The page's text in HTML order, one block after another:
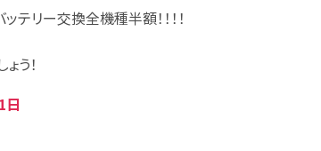
リー交換全機種半額！！！！
う！
日